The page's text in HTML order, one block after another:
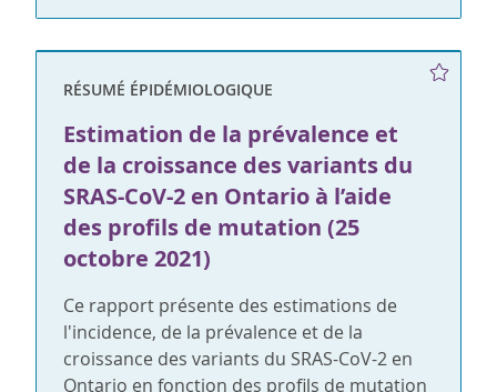
RÉSUMÉ ÉPIDÉMIOLOGIQUE
Estimation de la prévalence et
de la croissance des variants du
SRAS-CoV-2 en Ontario à l’aide
des profils de mutation (25
octobre 2021)
Ce rapport présente des estimations de
l'incidence, de la prévalence et de la
croissance des variants du SRAS-CoV-2 en
Ontario en fonction des profils de mutation